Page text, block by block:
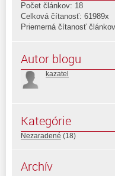
Počet článkov: 18
Celková čítanosť: 61989x
Priemerná čítanosť
Autor blogu
kazatel
Kategórie
Nezaradené (18)
Archív